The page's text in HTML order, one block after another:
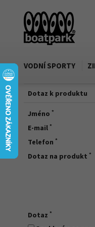
VODNÍ SPORTY
Dotaz k produktu
Jméno *
E-mail *
Telefon *
Dotaz na produkt *
Dotaz *